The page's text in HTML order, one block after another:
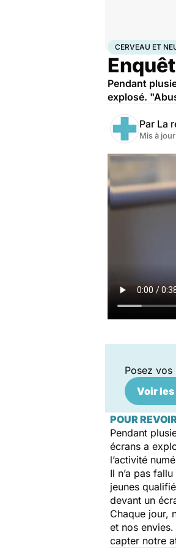
AccueilSanté
CERVEAU ET
Pendant
explosé.
Par La
Mis à
Posez vos
Voir
POUR
Pendant
écrans a
l’activité
Il n’a pas
jeunes
devant un
Chaque jour,
et nos
capter notre